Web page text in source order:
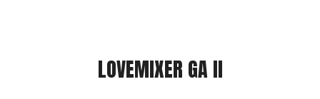
LOVEMIXER GA II